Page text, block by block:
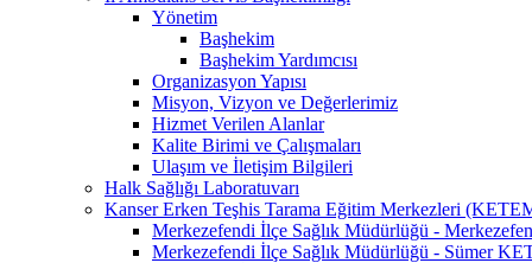
Yönetim
Başhekim
Başhekim Yardımcısı
Organizasyon Yapısı
Misyon, Vizyon ve Değerlerimiz
Hizmet Verilen Alanlar
Kalite Birimi ve Çalışmaları
Ulaşım ve İletişim Bilgileri
Halk Sağlığı Laboratuvarı
Kanser Erken Teşhis Tarama Eğitim Merkezleri
Merkezefendi İlçe Sağlık Müdürlüğü -
Merkezefendi İlçe Sağlık Müdürlüğü - Sümer